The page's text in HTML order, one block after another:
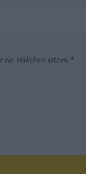
ein Häkchen setzen.*